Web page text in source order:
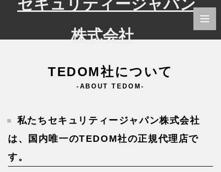
TEDOM社について
-ABOUT TEDOM-
私たちセキュリティージャパン株式会社
は、国内唯一のTEDOM社の正規代理店で
す。